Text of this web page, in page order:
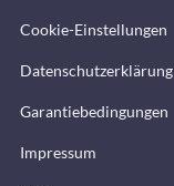
Cookie-Einstellungen
Datenschutzerklärung
Garantiebedingungen
Impressum